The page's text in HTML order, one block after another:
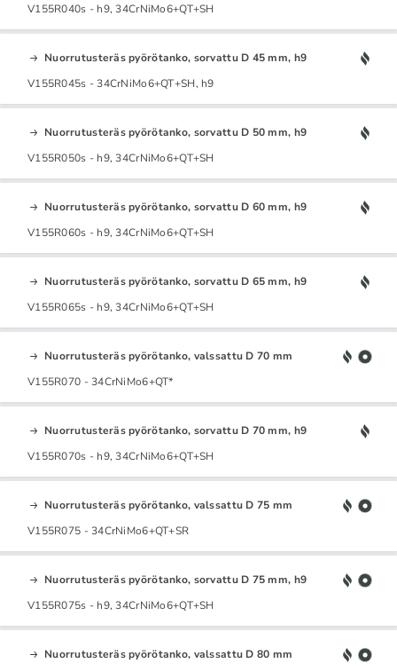
V155R040s - h9, 34CrNiMo6+QT+SH
Nuorrutusteräs pyörötanko, sorvattu D 45 mm, h9
V155R045s - 34CrNiMo6+QT+SH, h9
Nuorrutusteräs pyörötanko, sorvattu D 50 mm, h9
V155R050s - h9, 34CrNiMo6+QT+SH
Nuorrutusteräs pyörötanko, sorvattu D 60 mm, h9
V155R060s - h9, 34CrNiMo6+QT+SH
Nuorrutusteräs pyörötanko, sorvattu D 65 mm, h9
V155R065s - h9, 34CrNiMo6+QT+SH
Nuorrutusteräs pyörötanko, valssattu D 70 mm
V155R070 - 34CrNiMo6+QT*
Nuorrutusteräs pyörötanko, sorvattu D 70 mm, h9
V155R070s - h9, 34CrNiMo6+QT+SH
Nuorrutusteräs pyörötanko, valssattu D 75 mm
V155R075 - 34CrNiMo6+QT+SR
Nuorrutusteräs pyörötanko, sorvattu D 75 mm, h9
V155R075s - h9, 34CrNiMo6+QT+SH
Nuorrutusteräs pyörötanko, valssattu D 80 mm